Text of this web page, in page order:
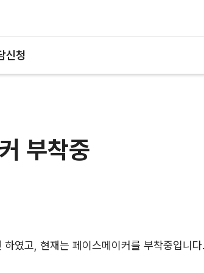
신청
부착중
였고, 현재는 페이스메이커를 부착중입니다.